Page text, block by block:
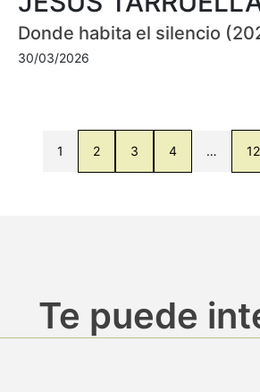
Donde habita el silencio
30/03/2026
1 2 3 4 … 12
Te puede